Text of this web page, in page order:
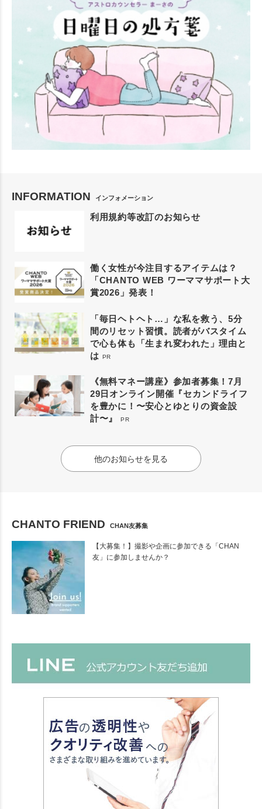
INFORMATION インフォメーション
利用規約等改訂のお知らせ
働く女性が今注目するアイテムは？
「CHANTO WEB ワーママサポート大
賞2026」発表！
「毎日ヘトヘト…」な私を救う、5分
間のリセット習慣。読者がバスタイム
で心も体も「生まれ変われた」理由と
は
PR
《無料マネー講座》参加者募集！7月
29日オンライン開催『セカンドライフ
を豊かに！〜安心とゆとりの資金設
計〜』
PR
他のお知らせを見る
CHANTO FRIEND CHAN友募集
【大募集！】撮影や企画に参加できる「CHAN
友」に参加しませんか？